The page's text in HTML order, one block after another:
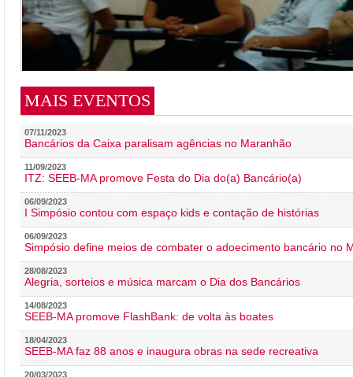
MAIS EVENTOS
07/11/2023
Bancários da Caixa paralisam agências no Maranhão
11/09/2023
ITZ: SEEB-MA promove Festa do Dia do(a) Bancário(a)
06/09/2023
I Simpósio contou com espaço kids e contação de histórias
06/09/2023
Simpósio define meios de combater o adoecimento bancário no
28/08/2023
Alegria, sorteios e música marcam o Dia dos Bancários
14/08/2023
SEEB-MA promove FlashBank: de volta às boates
18/04/2023
SEEB-MA faz 88 anos e inaugura obras na sede recreativa
20/03/2023